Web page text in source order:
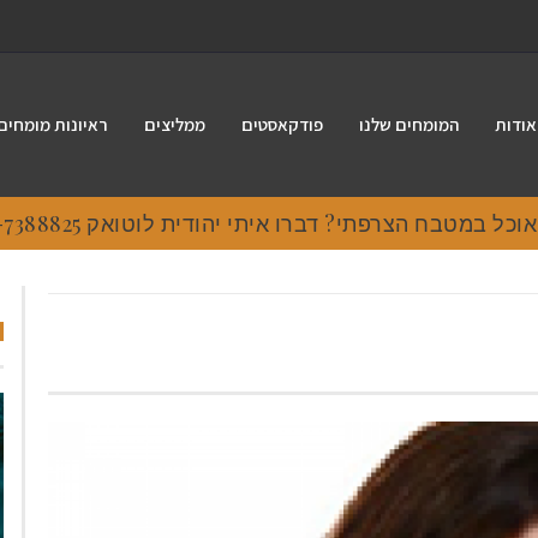
אודות המומחים שלנו פודקאסטים ממליצים ראיונות
במטבח הצרפתי? דברו איתי יהודית לוטואק 054-7388825.